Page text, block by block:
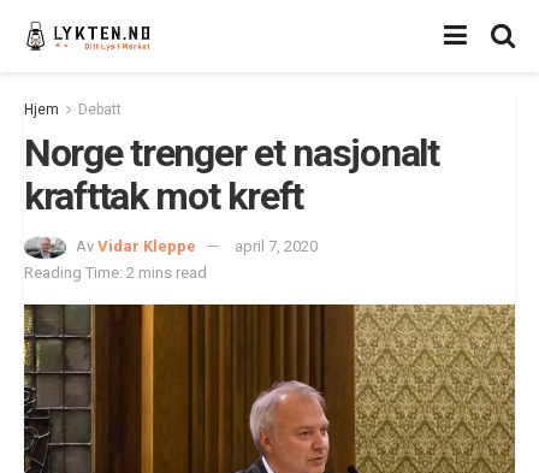
Hjem Debatt
Norge trenger et nasjonalt
krafttak mot kreft
Av Vidar Kleppe
april 7, 2020
Reading Time: 2 mins read